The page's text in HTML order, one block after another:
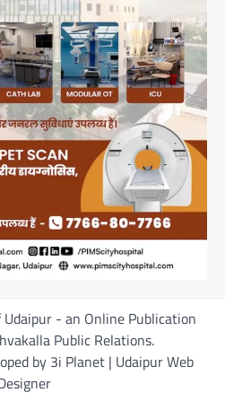
- an Online Publication
Public Relations.
by 3i Planet | Udaipur Web